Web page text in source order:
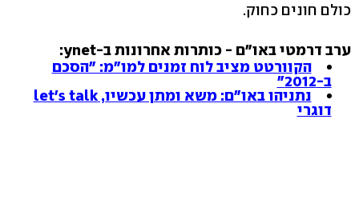
כולם חונים כחוק.
ערב דרמטי באו"ם - כותרות אחרונות ב-ynet:
הקוורטט מציב לוח זמנים למו"מ: "הסכם
ב-2012"
נתניהו באו"ם: משא ומתן עכשיו, let's talk
דוגרי